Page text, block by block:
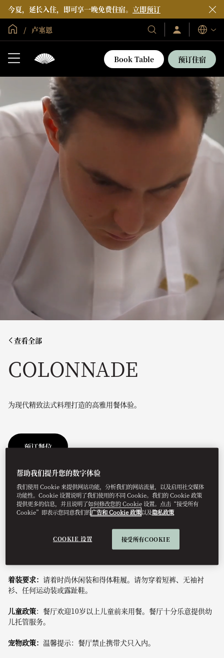
今夏，延长入住，即可享一晚免费住宿。 立即预订
全球首页
卢塞恩
我
们
的
酒
登
录/
即
加
入
语
言
Book Table 预订住宿
查看全部
COLONNADE
为现代精致法式料理打造的高雅用餐体验。
预订餐位
Colonnade餐厅荣获米其林二星殊荣，在美丽的湖畔环境中供应现
代法式美食。菜品由行政主厨Gilad Peled及其团队精心制作，其灵
感源自周围风景秀丽的自然环境，重点突出当地的时令特色。
优雅而富有创意的菜肴堪称艺术品，仅使用优质食材，大部分来自
瑞士本地的自然资源，烹制地方特色美食。甄选优质葡萄酒系列为
着装要求： 请着时尚休闲装和得体鞋履。请勿穿着短裤、无袖衬
衫、任何运动装或露趾鞋。
儿童政策：餐厅欢迎10岁以上儿童前来用餐。餐厅十分乐意提供幼
儿托管服务。
宠物政策： 温馨提示：餐厅禁止携带犬只入内。
帮助我们提升您的数字体验
我们使用 Cookie 来提供网站功能，分析我们的网站流量，以及启用社交媒体
功能性。Cookie 设置说明了我们使用的不同 Cookie。我们的 Cookie 政策
提供更多的信息，并且说明了如何修改您的 Cookie 设置。点击“接受所有
Cookie”即表示您同意我们的广告和 Cookie 政策以及隐私政策
COOKIE 设置 接受所有COOKIE